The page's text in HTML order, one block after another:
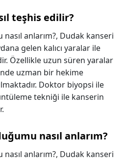
teşhis edilir?
anlarım?, Dudak kanseri
gelen kalıcı yaralar ile
Özellikle uzun süren yaralar
uzman bir hekime
Doktor biyopsi ile
tekniği ile kanserin
nasıl anlarım?
anlarım?, Dudak kanseri